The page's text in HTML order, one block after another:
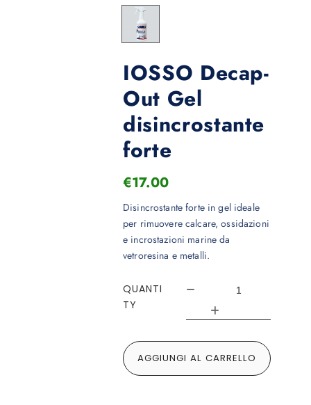
IOSSO Decap-
Out Gel
disincrostante
forte
€17.00
Disincrostante forte in gel ideale
per rimuovere calcare, ossidazioni
e incrostazioni marine da
vetroresina e metalli.
QUANTI
TY
AGGIUNGI AL CARRELLO